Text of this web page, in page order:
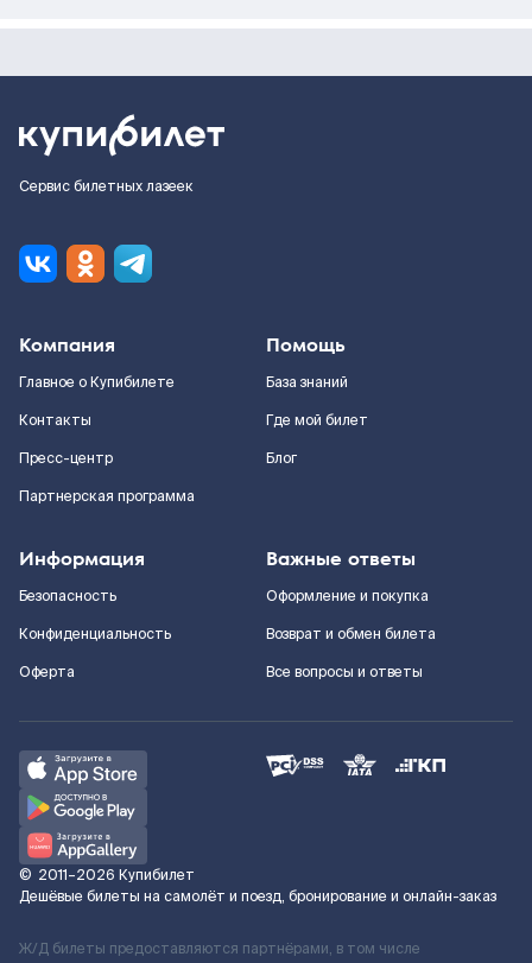
Сервис билетных лазеек
Компания
Главное о Купибилете
Контакты
Пресс-центр
Партнерская программа
Помощь
База знаний
Где мой билет
Блог
Информация
Безопасность
Конфиденциальность
Оферта
Важные ответы
Оформление и покупка
Возврат и обмен билета
Все вопросы и ответы
© 2011–2026 Купибилет
Дешёвые билеты на самолёт и поезд, бронирование и онлайн-заказ
Ж/Д билеты предоставляются партнёрами, в том числе